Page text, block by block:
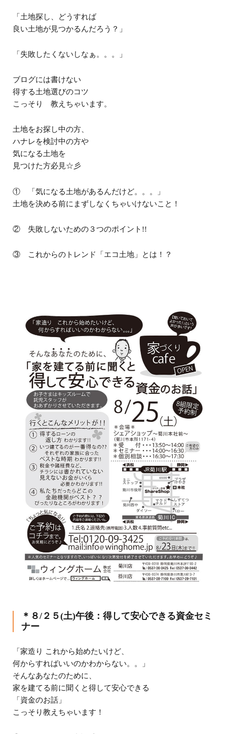
「土地探し、どうすれば
良い土地が見つかるんだろう？」
「失敗したくないしなぁ。。。」
ブログには書けない
得する土地選びのコツ
こっそり 教えちゃいます。
土地をお探し中の方、
ハナレを検討中の方や
気になる土地を
見つけた方必見☆彡
① 「気になる土地があるんだけど。。。」
土地を決める前にまずしなくちゃいけないこと！
② 失敗しないための３つのポイント!!
③ これからのトレンド「エコ土地」とは！？
＊８/２５(土)午後：得して安心できる資金セミ
ナー
「家造り これから始めたいけど、
何からすればいいのかわからない。。」
そんなあなたのために、
家を建てる前に聞くと得して安心できる
「資金のお話」
こっそり教えちゃいます！